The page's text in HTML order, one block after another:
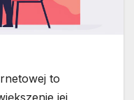
to